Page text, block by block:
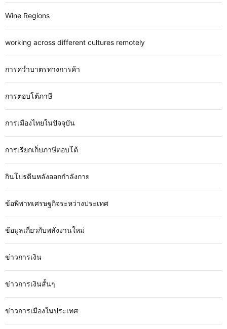
Wine Regions
working across different cultures remotely
การคว่ำบาตรทางการค้า
การตอบโต้ภาษี
การเมืองไทยในปัจจุบัน
การเรียกเก็บภาษีตอบโต้
กินโปรตีนหลังออกกำลังกาย
ข้อพิพาทเศรษฐกิจระหว่างประเทศ
ข้อมูลเกี่ยวกับพลังงานใหม่
ข่าวการเงิน
ข่าวการเงินสั้นๆ
ข่าวการเมืองในประเทศ